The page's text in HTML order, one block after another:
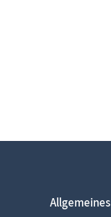
Allgemeines